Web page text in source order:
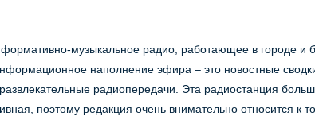
музыкальное радио, работающее в городе и
наполнение эфира – это новостные
радиопередачи. Эта радиостанция
поэтому редакция очень внимательно относится к